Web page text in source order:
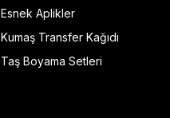
Esnek Aplikler
Kumaş Transfer Kağıdı
Taş Boyama Setleri